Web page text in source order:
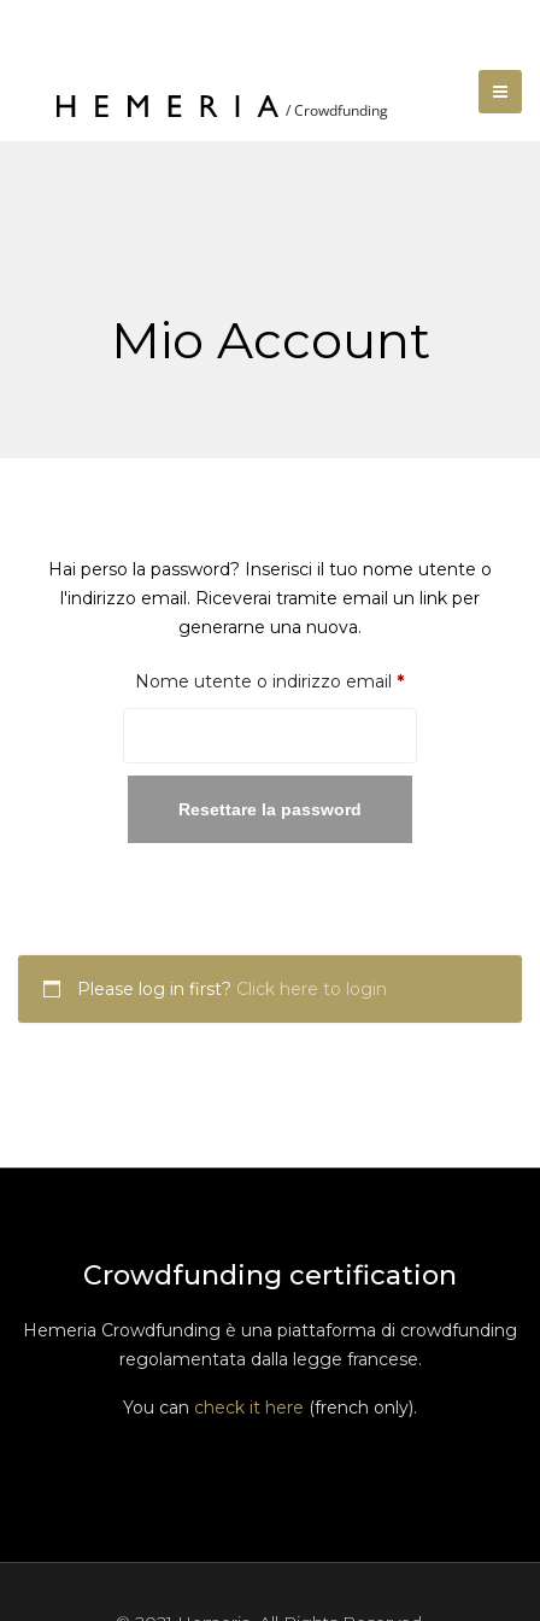
Mio Account
Hai perso la password? Inserisci il tuo nome utente o
l'indirizzo email. Riceverai tramite email un link per
generarne una nuova.
Nome utente o indirizzo email *Richiesto
Resettare la password
Please log in first? Click here to login
Crowdfunding certification
Hemeria Crowdfunding è una piattaforma di crowdfunding
regolamentata dalla legge francese.
You can check it here (french only).